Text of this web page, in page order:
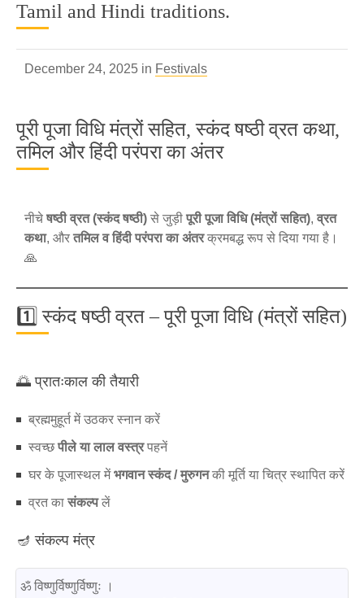
Tamil and Hindi traditions.
December 24, 2025 in Festivals
पूरी पूजा विधि मंत्रों सहित, स्कंद षष्ठी व्रत कथा,
तमिल और हिंदी परंपरा का अंतर
नीचेषष्ठी व्रत (स्कंद षष्ठी) से जुड़ीपूरी पूजा विधि (मंत्रों सहित),व्रत
कथा, औरतमिल व हिंदी परंपरा का अंतरक्रमबद्ध रूप से दिया गया है।
🙏
1️⃣ स्कंद षष्ठी व्रत – पूरी पूजा विधि (मंत्रों सहित)
🌅 प्रातःकाल की तैयारी
ब्रह्ममुहूर्त में उठकर स्नान करें
स्वच्छपीले या लाल वस्त्रपहनें
घर के पूजास्थल मेंभगवान स्कंद / मुरुगनकी मूर्ति या चित्र स्थापित करें
व्रत कासंकल्पलें
🪔 संकल्प मंत्र
ॐ विष्णुर्विष्णुर्विष्णुः ।